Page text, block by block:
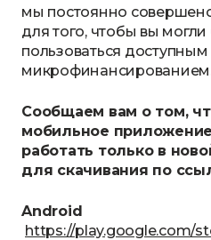
мы постоянно
для того, чтобы вы
пользоваться доступным
Сообщаем вам о том,
мобильное
работать только в
для скачивания по
Android
https://play.google.com/